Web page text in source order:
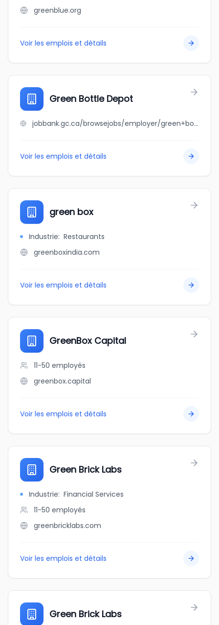
greenblue.org
Voir les emplois et détails
Green Bottle Depot
jobbank.gc.ca/browsejobs/employer/green+bottle+depot/ca
Voir les emplois et détails
green box
Industrie: Restaurants
greenboxindia.com
Voir les emplois et détails
GreenBox Capital
11-50 employés
greenbox.capital
Voir les emplois et détails
Green Brick Labs
Industrie: Financial Services
11-50 employés
greenbricklabs.com
Voir les emplois et détails
Green Brick Labs